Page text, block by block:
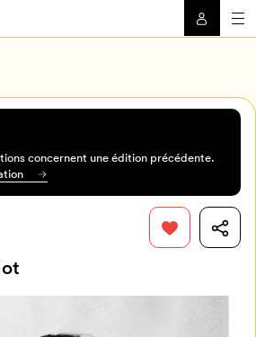
concernent une édition précédente.